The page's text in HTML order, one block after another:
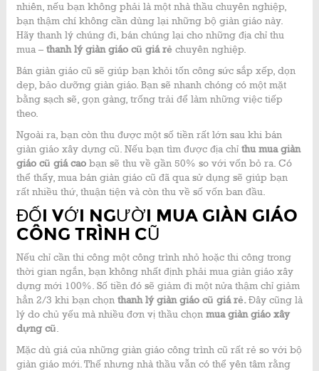
nhiên, nếu bạn không phải là một nhà thầu chuyên nghiệp,
bạn thậm chí không cần dùng lại những bộ giàn giáo này.
Hãy thanh lý chúng đi, bán chúng lại cho những địa chỉ thu
mua – thanh lý giàn giáo cũ giá rẻ chuyên nghiệp.
Bán giàn giáo cũ sẽ giúp bạn khỏi tốn công sức sắp xếp, dọn
dẹp, bảo dưỡng giàn giáo. Bạn sẽ nhanh chóng có một mặt
bằng sạch sẽ, gọn gàng, trống trải để làm những việc tiếp
theo.
Ngoài ra, bạn còn thu được một số tiền rất lớn sau khi bán
giàn giáo xây dựng cũ. Nếu bạn tìm được địa chỉ thu mua giàn
giáo cũ giá cao bạn sẽ thu về gần 50% so với vốn bỏ ra. Có
thể thấy, mua bán giàn giáo cũ đã qua sử dụng sẽ giúp bạn
rất nhiều thứ, thuận tiện và còn thu về số vốn ban đầu.
ĐỐI VỚI NGƯỜI MUA GIÀN GIÁO
CÔNG TRÌNH CŨ
Nếu chỉ cần thi công một công trình nhỏ hoặc thi công trong
thời gian ngắn, bạn không nhất định phải mua giàn giáo xây
dựng mới 100%. Số tiền đó sẽ giảm đi một nửa thậm chỉ giảm
hẳn 2/3 khi bạn chọn thanh lý giàn giáo cũ giá rẻ.Đây cũng là
lý do chủ yếu mà nhiều đơn vị thầu chọn mua giàn giáo xây
dựng cũ.
Mặc dù giá của những giàn giáo công trình cũ rất rẻ so với bộ
giàn giáo mới. Thế nhưng nhà thầu vẫn có thể yên tâm rằng